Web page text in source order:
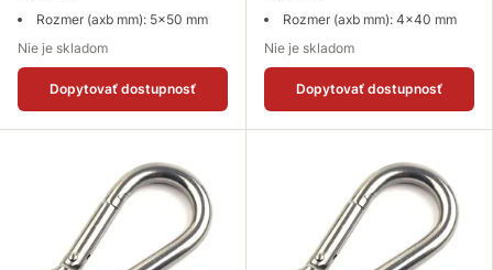
Rozmer (axb mm): 5x50 mm
Nie je skladom
Dopytovať dostupnosť
Rozmer (axb mm): 4x40 mm
Nie je skladom
Dopytovať dostupnosť